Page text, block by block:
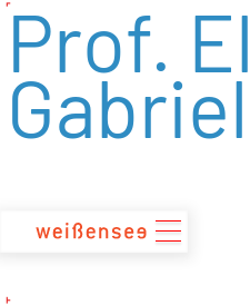
zumProf.
Gabriel